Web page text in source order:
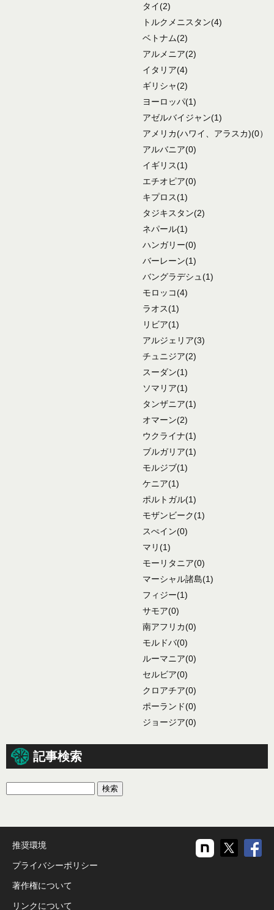
タイ(2)
トルクメニスタン(4)
ベトナム(2)
アルメニア(2)
イタリア(4)
ギリシャ(2)
ヨーロッパ(1)
アゼルバイジャン(1)
アメリカ(ハワイ、アラスカ)(0）
アルバニア(0)
イギリス(1)
エチオピア(0)
キプロス(1)
タジキスタン(2)
ネパール(1)
ハンガリー(0)
バーレーン(1)
バングラデシュ (1)
モロッコ(4)
ラオス(1)
リビア(1)
アルジェリア(3)
チュニジア(2)
スーダン(1)
ソマリア(1)
タンザニア(1)
オマーン(2)
ウクライナ(1)
ブルガリア(1)
モルジブ(1)
ケニア(1)
ポルトガル(1)
モザンビーク(1)
スぺイン(0)
マリ(1)
モーリタニア(0)
マーシャル諸島(1)
フィジー(1)
サモア(0)
南アフリカ(0)
モルドバ(0)
ルーマニア(0)
セルビア(0)
クロアチア(0)
ポーランド(0)
ジョージア(0)
記事検索
推奨環境
プライバシーポリシー
著作権について
リンクについて